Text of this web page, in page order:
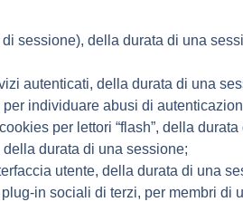
sessione), della durata di una
autenticati, della durata di una
individuare abusi di
per lettori “flash”, della
durata di una sessione;
utente, della durata di una
in sociali di terzi, per membri di